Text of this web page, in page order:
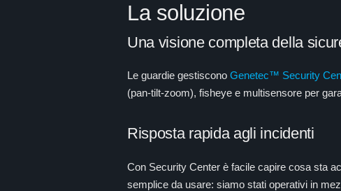
La soluzione
Una visione completa della
Le guardie gestiscono Genetec™ Security
(pan-tilt-zoom), fisheye e multisensore per
Risposta rapida agli incidenti
Con Security Center è facile capire cosa sta
semplice da usare: siamo stati operativi in